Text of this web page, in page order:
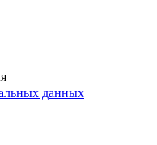
данных